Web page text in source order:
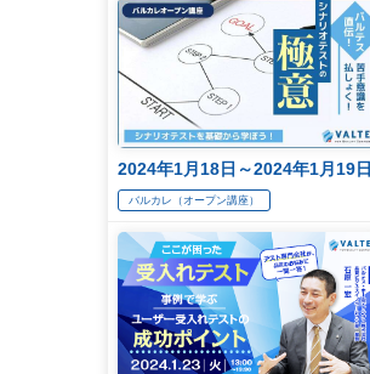
2024年1月18日～2024年1月19日
バルカレ（オープン講座）